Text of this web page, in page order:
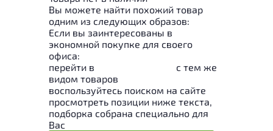
Вы можете найти похожий товар
одним из следующих образов:
Если вы заинтересованы в
экономной покупке для своего
офиса:
перейти в
с тем же
видом товаров
воспользуйтесь поиском на сайте
просмотреть позиции ниже текста,
подборка собрана специально для
Вас